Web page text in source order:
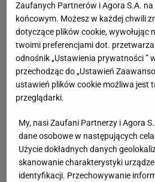
Zaufanych Partnerów i Agora S.A.
końcowym. Możesz w każdej chwili
dotyczące plików cookie, wywołując
twoimi preferencjami dot.
odnośnik „Ustawienia prywatności ”
przechodząc do „Ustawień
ustawień plików cookie możliwa jest
przeglądarki.
My, nasi Zaufani Partnerzy i Agora
dane osobowe w następujących
Użycie dokładnych danych
skanowanie charakterystyki
identyfikacji. Przechowywanie